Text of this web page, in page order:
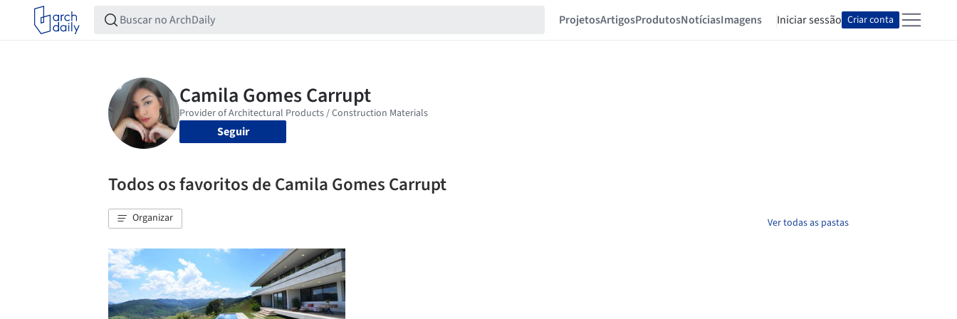
ProjetosArtigosProdutosNotíciasImagens Iniciar sessão Criar conta
Seguir
Todos os favoritos de Camila Gomes Carrupt
Organizar Ver todas as pastas